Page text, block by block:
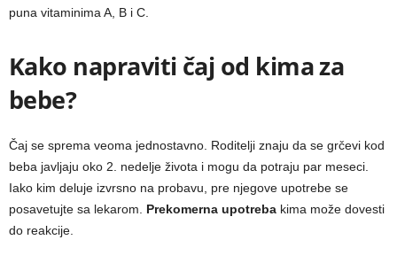
puna vitaminima A, B i C.
Kako napraviti čaj od kima za
bebe?
Čaj se sprema veoma jednostavno. Roditelji znaju da se grčevi kod
beba javljaju oko 2. nedelje života i mogu da potraju par meseci.
Iako kim deluje izvrsno na probavu, pre njegove upotrebe se
posavetujte sa lekarom. Prekomerna upotreba kima može dovesti
do reakcije.